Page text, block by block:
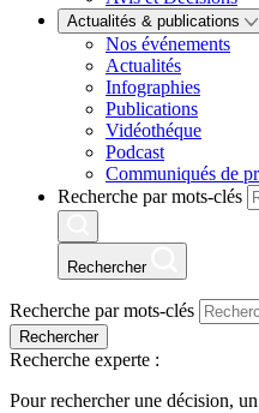
Actualités & publications
Nos événements
Actualités
Infographies
Publications
Vidéothéque
Podcast
Communiqués de
Recherche par mots-clés
Rechercher
Recherche par mots-clés
Rechercher
Recherche experte :
Pour rechercher une décision,